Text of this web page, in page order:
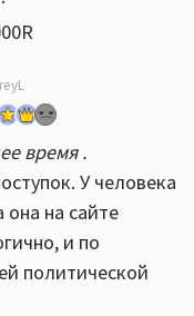
время .
У человека
она на сайте
и по
политической